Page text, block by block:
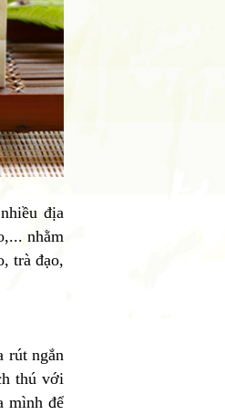
địa
nhằm
trà đạo,
rút ngắn
thú với
mình để